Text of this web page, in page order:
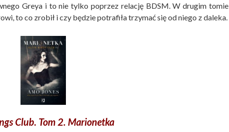
Greya i to nie tylko poprzez relację BDSM. W drugim tomie
to co zrobił i czy będzie potrafiła trzymać się od niego z daleka.
Club. Tom 2. Marionetka